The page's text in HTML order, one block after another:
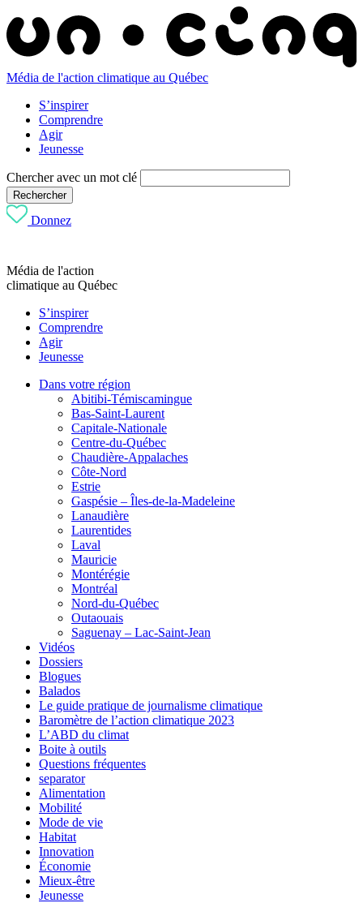
Média de l'action climatique au Québec
S’inspirer
Comprendre
Agir
Jeunesse
Chercher avec un mot clé
Rechercher
Donnez
Média de l'action
climatique au Québec
S’inspirer
Comprendre
Agir
Jeunesse
Dans votre région
Abitibi-Témiscamingue
Bas-Saint-Laurent
Capitale-Nationale
Centre-du-Québec
Chaudière-Appalaches
Côte-Nord
Estrie
Gaspésie – Îles-de-la-Madeleine
Lanaudière
Laurentides
Laval
Mauricie
Montérégie
Montréal
Nord-du-Québec
Outaouais
Saguenay – Lac-Saint-Jean
Vidéos
Dossiers
Blogues
Balados
Le guide pratique de journalisme climatique
Baromètre de l’action climatique 2023
L’ABD du climat
Boite à outils
Questions fréquentes
separator
Alimentation
Mobilité
Mode de vie
Habitat
Innovation
Économie
Mieux-être
Jeunesse